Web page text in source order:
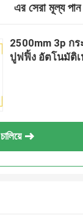
এর সেরা মূল্য পান
2500mm 3p ก
ปูฟฟิ้ง อัตโนมัติ
চালিয়ে